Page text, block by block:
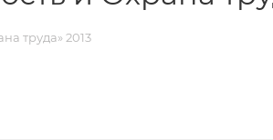
труда» 2013